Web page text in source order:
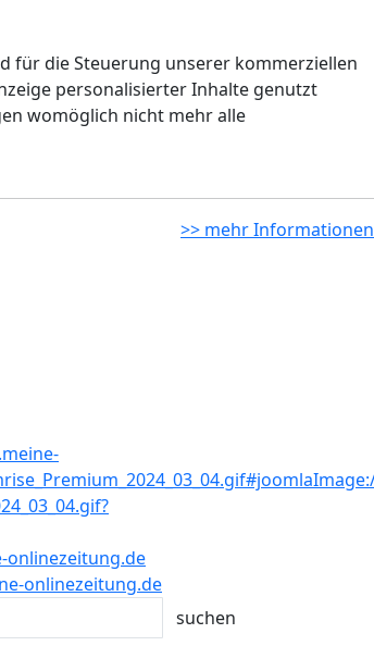
für die Steuerung unserer kommerziellen
personalisierter Inhalte genutzt
womöglich nicht mehr alle
>> mehr Informationen
onlinezeitung.de
onlinezeitung.de